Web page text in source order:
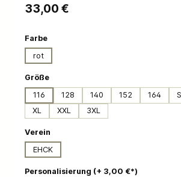
Regulärer Preis:
33,00 €
Farbeauswählen
rot
Größeauswählen
116
128 140 152 164 S
XL
XXL 3XL
Verein
EHCK
Personalisierung (+ 3,00 €*)